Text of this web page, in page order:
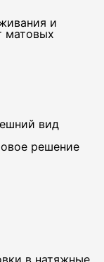
и
матовых
вид
решение
в натяжные